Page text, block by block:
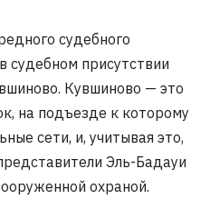
судебного
судебном присутствии
Кувшиново — это
на подъезде к которому
сети, и, учитывая это,
Эль-Бадауи
охраной.